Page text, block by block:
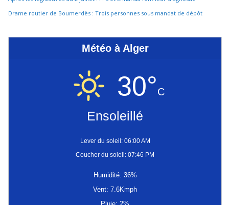
Drame routier de Boumerdès : Trois personnes sous mandat de dépôt
Météo à Alger
30°C
Ensoleillé
Lever du soleil: 06:00 AM
Coucher du soleil: 07:46 PM
Humidité: 36%
Vent: 7.6Kmph